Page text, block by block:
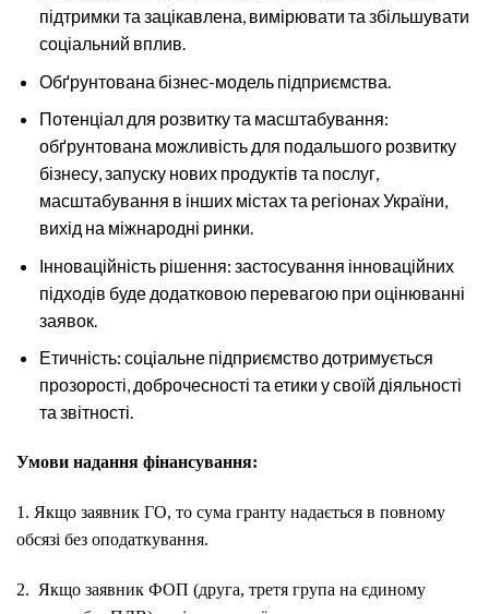
підтримки та зацікавлена, вимірювати та збільшувати
соціальний вплив.
Обґрунтована бізнес-модель підприємства.
Потенціал для розвитку та масштабування:
обґрунтована можливість для подальшого розвитку
бізнесу, запуску нових продуктів та послуг,
масштабування в інших містах та регіонах України,
вихід на міжнародні ринки.
Інноваційність рішення: застосування інноваційних
підходів буде додатковою перевагою при оцінюванні
заявок.
Етичність: соціальне підприємство дотримується
прозорості, доброчесності та етики у своїй діяльності
та звітності.
Умови надання фінансування:
1. Якщо заявник ГО, то сума гранту надається в повному
обсязі без оподаткування.
2. Якщо заявник ФОП (друга, третя група на єдиному